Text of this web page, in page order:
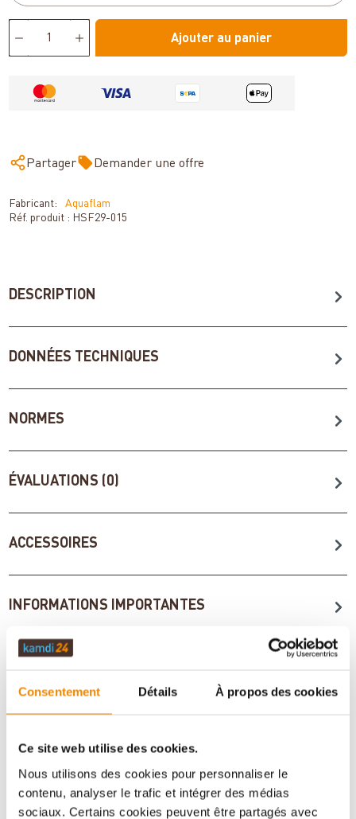
Consentement Détails À propos des cookies
Ce site web utilise des cookies.
Nous utilisons des cookies pour personnaliser le
contenu, analyser le trafic et intégrer des médias
sociaux. Certains cookies peuvent être partagés avec
Ajouter au panier
Partager Demander une offre
Fabricant:
Aquaflam
Réf. produit : HSF29-015
DESCRIPTION
DONNÉES TECHNIQUES
NORMES
ÉVALUATIONS (0)
ACCESSOIRES
INFORMATIONS IMPORTANTES